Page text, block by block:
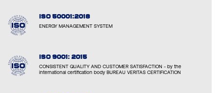
ISO 50001:2018
ENERGY MANAGEMENT SYSTEM
ISO 9001: 2015
CONSISTENT QUALITY AND CUSTOMER SATISFACTION - by the
international certification body BUREAU VERITAS CERTIFICATION